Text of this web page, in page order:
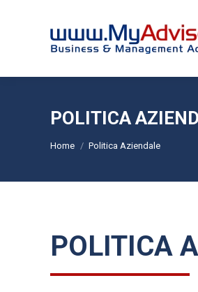
POLITICA
Home Politica Aziendale
POLITICA